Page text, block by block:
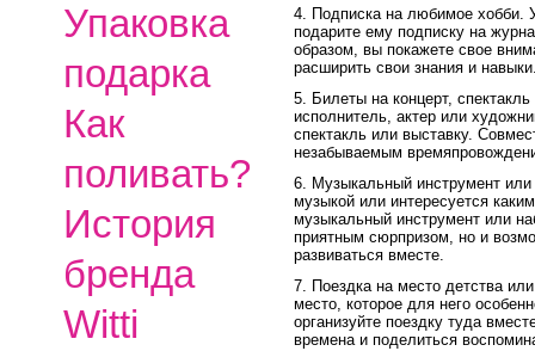
Упаковка
подарка
Как
поливать?
История
бренда
Witti
4. Подписка на любимое хобби.
подарите ему подписку на
образом, вы покажете свое
расширить свои знания и
5. Билеты на концерт,
исполнитель, актер или
спектакль или выставку.
незабываемым
6. Музыкальный инструмент
музыкой или интересуется
музыкальный инструмент или
приятным сюрпризом, но и
развиваться вместе.
7. Поездка на место детства
место, которое для него
организуйте поездку туда
времена и поделиться